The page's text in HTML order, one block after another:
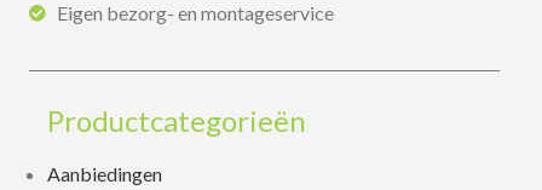
Eigen bezorg- en montageservice
Productcategorieën
Aanbiedingen